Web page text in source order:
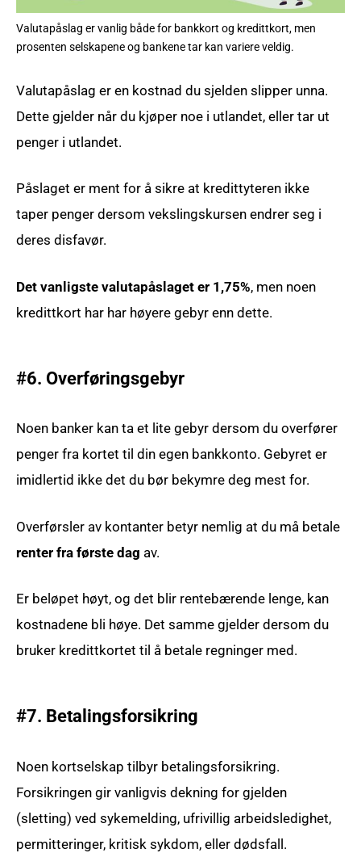
Valutapåslag er vanlig både for bankkort og kredittkort, men
prosenten selskapene og bankene tar kan variere veldig.
Valutapåslag er en kostnad du sjelden slipper unna.
Dette gjelder når du kjøper noe i utlandet, eller tar ut
penger i utlandet.
Påslaget er ment for å sikre at kredittyteren ikke
taper penger dersom vekslingskursen endrer seg i
deres disfavør.
Det vanligste valutapåslaget er 1,75%, men noen
kredittkort har har høyere gebyr enn dette.
#6. Overføringsgebyr
Noen banker kan ta et lite gebyr dersom du overfører
penger fra kortet til din egen bankkonto. Gebyret er
imidlertid ikke det du bør bekymre deg mest for.
Overførsler av kontanter betyr nemlig at du må betale
renter fra første dag av.
Er beløpet høyt, og det blir rentebærende lenge, kan
kostnadene bli høye. Det samme gjelder dersom du
bruker kredittkortet til å betale regninger med.
#7. Betalingsforsikring
Noen kortselskap tilbyr betalingsforsikring.
Forsikringen gir vanligvis dekning for gjelden
(sletting) ved sykemelding, ufrivillig arbeidsledighet,
permitteringer, kritisk sykdom, eller dødsfall.